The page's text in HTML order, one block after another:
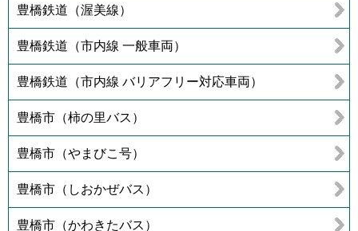
豊橋鉄道（渥美線）
豊橋鉄道（市内線 一般車両）
豊橋鉄道（市内線 バリアフリー対応車両）
豊橋市（柿の里バス）
豊橋市（やまびこ号）
豊橋市（しおかぜバス）
豊橋市（かわきたバス）